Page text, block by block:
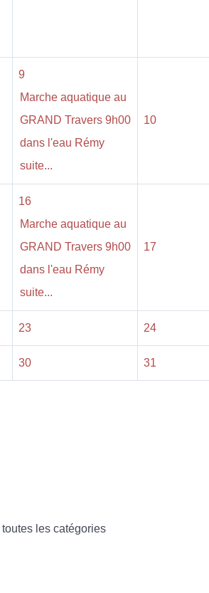
9
Marche aquatique au
GRAND Travers 9h00
dans l'eau Rémy
suite...
10
16
Marche aquatique au
GRAND Travers 9h00
dans l'eau Rémy
suite...
17
23 24
30 31
les catégories